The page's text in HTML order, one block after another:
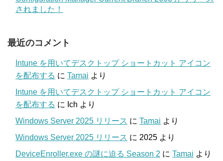
されました！
最近のコメント
Intune を用いてデスクトップ ショートカット アイコン
を配布する に Tamai より
Intune を用いてデスクトップ ショートカット アイコン
を配布する に Ich より
Windows Server 2025 リリース に Tamai より
Windows Server 2025 リリース に 2025 より
DeviceEnroller.exe の謎に迫る Season 2 に Tamai より